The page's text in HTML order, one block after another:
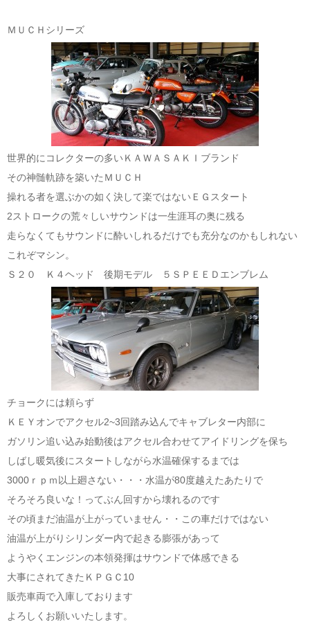
ＭＵＣＨシリーズ
世界的にコレクターの多いＫＡＷＡＳＡＫＩブランド
その神髄軌跡を築いたＭＵＣＨ
操れる者を選ぶかの如く決して楽ではないＥＧスタート
2ストロークの荒々しいサウンドは一生涯耳の奥に残る
走らなくてもサウンドに酔いしれるだけでも充分なのかもしれない
これぞマシン。
Ｓ２０ Ｋ４ヘッド 後期モデル ５ＳＰＥＥＤエンブレム
チョークには頼らず
ＫＥＹオンでアクセル2~3回踏み込んでキャブレター内部に
ガソリン追い込み始動後はアクセル合わせてアイドリングを保ち
しばし暖気後にスタートしながら水温確保するまでは
3000ｒｐｍ以上廻さない・・・水温が80度越えたあたりで
そろそろ良いな！ってぶん回すから壊れるのです
その頃まだ油温が上がっていません・・この車だけではない
油温が上がりシリンダー内で起きる膨張があって
ようやくエンジンの本領発揮はサウンドで体感できる
大事にされてきたＫＰＧＣ10
販売車両で入庫しております
よろしくお願いいたします。